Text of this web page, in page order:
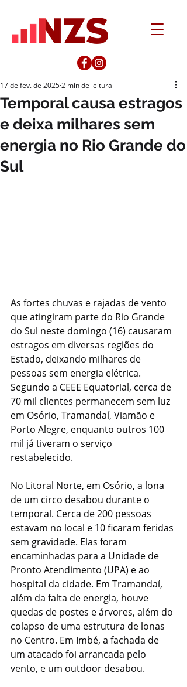
Temporal causa estragos
e deixa milhares sem
energia no Rio Grande do
Sul
17 de fev. de 20252 min de leitura
As fortes chuvas e rajadas de vento
que atingiram parte do Rio Grande
do Sul neste domingo (16) causaram
estragos em diversas regiões do
Estado, deixando milhares de
pessoas sem energia elétrica.
Segundo a CEEE Equatorial, cerca de
70 mil clientes permanecem sem luz
em Osório, Tramandaí, Viamão e
Porto Alegre, enquanto outros 100
mil já tiveram o serviço
restabelecido.
No Litoral Norte, em Osório, a lona
de um circo desabou durante o
temporal. Cerca de 200 pessoas
estavam no local e 10 ficaram feridas
sem gravidade. Elas foram
encaminhadas para a Unidade de
Pronto Atendimento (UPA) e ao
hospital da cidade. Em Tramandaí,
além da falta de energia, houve
quedas de postes e árvores, além do
colapso de uma estrutura de lonas
no Centro. Em Imbé, a fachada de
um atacado foi arrancada pelo
vento, e um outdoor desabou.